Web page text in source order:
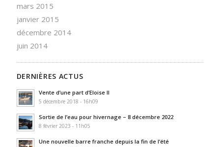
mars 2015
janvier 2015
décembre 2014
juin 2014
DERNIÈRES ACTUS
Vente d’une part d’Eloise II
5 décembre 2018 - 16h09
Sortie de l’eau pour hivernage – 8 décembre 2022
8 février 2023 - 11h05
Une nouvelle barre franche depuis la fin de l’été